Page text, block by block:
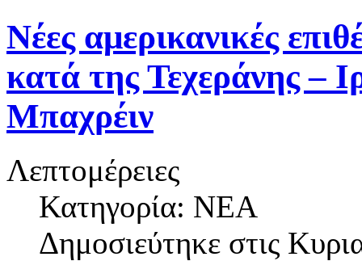
Νέες αμερικανικές
κατά της Τεχεράνης –
Μπαχρέιν
Λεπτομέρειες
Κατηγορία: ΝΕΑ
Δημοσιεύτηκε στις